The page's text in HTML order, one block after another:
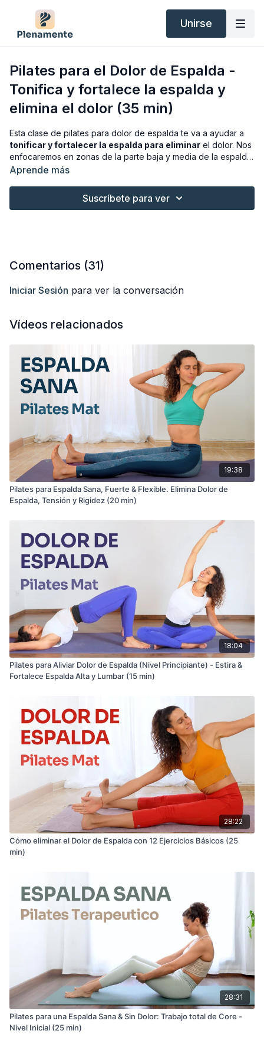
Unirse
Pilates para el Dolor de Espalda -
Tonifica y fortalece la espalda y
elimina el dolor (35 min)
Esta clase de pilates para dolor de espalda te va a ayudar a
tonificar y fortalecer la espalda para eliminar el dolor. Nos
enfocaremos en zonas de la parte baja y media de la espalda
y el glúteo, que son muy importantes en la eliminación del
, esta clase te va a venir muy bien eliminar las
molestias producidas por la descompensación de la espalda.
Aprende más
Suscríbete para ver
Comentarios (31)
Iniciar Sesión para ver la conversación
Vídeos relacionados
19:38
Pilates para Espalda Sana, Fuerte & Flexible. Elimina Dolor de
Espalda, Tensión y Rigidez (20 min)
18:04
Pilates para Aliviar Dolor de Espalda (Nivel Principiante) - Estira &
Fortalece Espalda Alta y Lumbar (15 min)
28:22
Cómo eliminar el Dolor de Espalda con 12 Ejercicios Básicos (25
min)
28:31
Pilates para una Espalda Sana & Sin Dolor: Trabajo total de Core -
Nivel Inicial (25 min)